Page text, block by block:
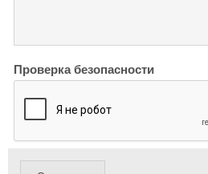
Проверка безопасности